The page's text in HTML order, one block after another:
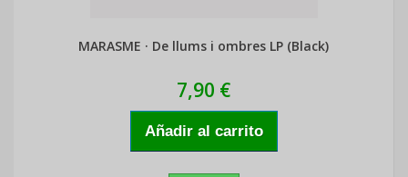
MARASME · De llums i ombres LP (Black)
7,90 €
Añadir al carrito